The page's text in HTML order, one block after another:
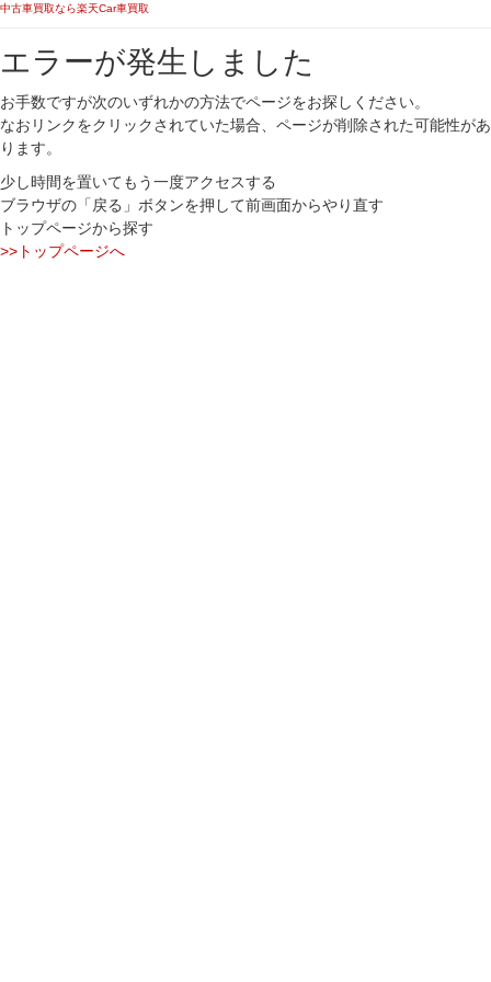
中古車買取なら楽天Car車買取
エラーが発生しました
お手数ですが次のいずれかの方法でページをお探しください。
なおリンクをクリックされていた場合、ページが削除された可能性があ
ります。
少し時間を置いてもう一度アクセスする
ブラウザの「戻る」ボタンを押して前画面からやり直す
トップページから探す
>>トップページへ